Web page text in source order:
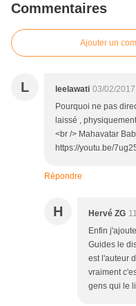
Commentaires
Ajouter un
L leelawati 03/02/
Pourquoi ne pas
laissé ,
<br /> Mahavatar
https://youtu.be/
Répondre
H Hervé ZG
Enfin
Guides le
est l'auteur
vraiment
gens qui le